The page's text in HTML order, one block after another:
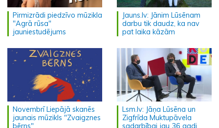
Pirmizrādi piedzīvo mūzikla
"Agrā rūsa"
jauniestudējums
Jauns.lv: Jānim Lūsēnam
darbu tik daudz, ka nav
pat laika kāzām
Novembrī Liepājā skanēs
jaunais mūzikls "Zvaigznes
bērns"
Lsm.lv: Jāņa Lūsēna un
Zigfrīda Muktupāvela
sadarbībai jau 36 gadi